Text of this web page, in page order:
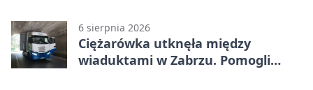
6 sierpnia 2026
Ciężarówka utknęła między
wiaduktami w Zabrzu. Pomogli